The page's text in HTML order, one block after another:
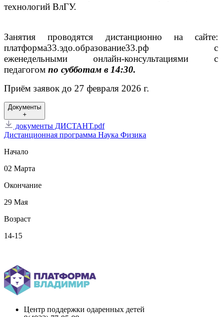
технологий ВлГУ.
Занятия проводятся дистанционно на сайте:
платформа33.эдо.образование33.рф с
еженедельными онлайн-консультациями с
педагогом по субботам в 14:30.
Приём заявок до 27 февраля 2026 г.
Документы
+
документы ДИСТАНТ.pdf
Дистанционная программа Наука Физика
Начало
02 Марта
Окончание
29 Мая
Возраст
14-15
Центр поддержки одаренных детей